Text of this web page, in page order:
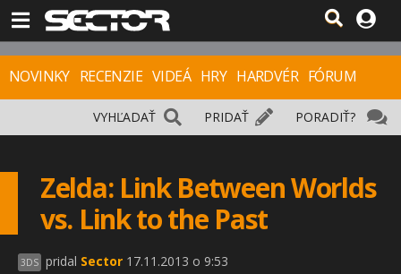
NOVINKY RECENZIE VIDEÁ HRY HARDVÉR FÓRUM
PORADIŤ?
PRIDAŤ
VYHĽADAŤ
Zelda: Link Between Worlds
vs. Link to the Past
3DS pridal Sector 17.11.2013 o 9:53